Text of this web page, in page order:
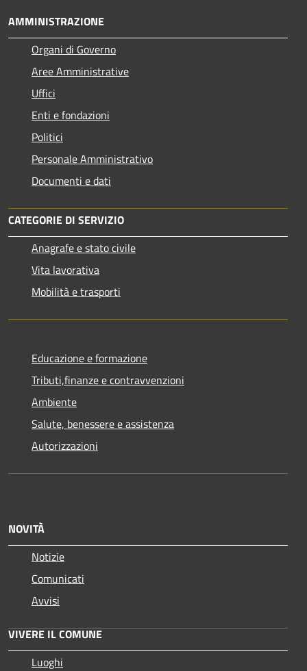
AMMINISTRAZIONE
Organi di Governo
Aree Amministrative
Uffici
Enti e fondazioni
Politici
Personale Amministrativo
Documenti e dati
CATEGORIE DI SERVIZIO
Anagrafe e stato civile
Vita lavorativa
Mobilità e trasporti
Educazione e formazione
Tributi,finanze e contravvenzioni
Ambiente
Salute, benessere e assistenza
Autorizzazioni
NOVITÀ
Notizie
Comunicati
Avvisi
VIVERE IL COMUNE
Luoghi